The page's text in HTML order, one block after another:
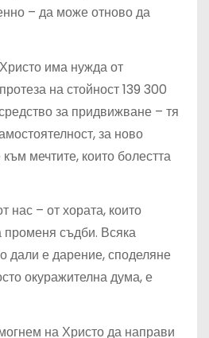
– да може отново да
има нужда от
на стойност 139 300
за придвижване – тя
за ново
мечтите, които болестта
нас – от хората, които
променя съдби. Всяка
дали е дарение, споделяне
окуражителна дума, е
на Христо да направи